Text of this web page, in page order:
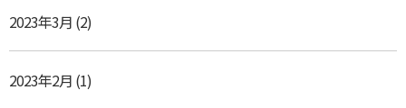
2023年3月 (2)
2023年2月 (1)